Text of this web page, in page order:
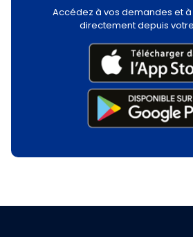
Accédez à vos demandes et
directement depuis